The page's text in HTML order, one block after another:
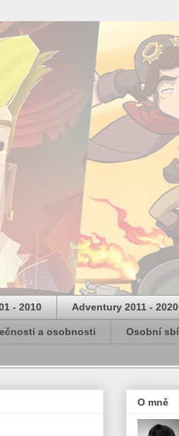
- 2010 Adventury 2011 - 2020
a osobnosti Osobní
O mně